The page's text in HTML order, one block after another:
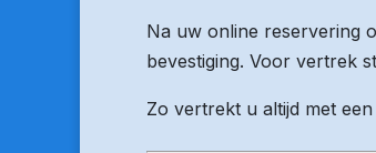
Na uw online reservering
bevestiging. Voor vertrek
Zo vertrekt u altijd met